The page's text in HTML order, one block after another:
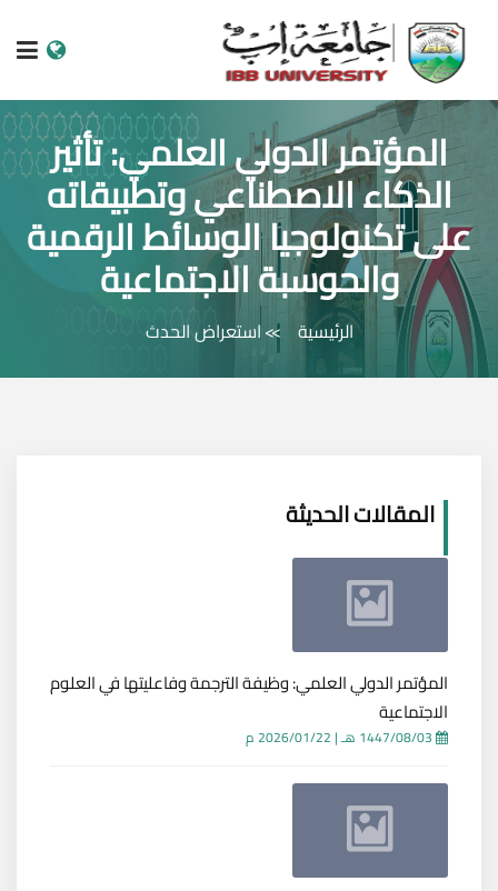
الرئيسية
عن الجامعة
البرامج الاكاديمية
خدمات الطالب
الكليات والمراكز
المؤتمر الدولي العلمي: تأثير
الذكاء الاصطناعي وتطبيقاته
على تكنولوجيا الوسائط الرقمية
والحوسبة الاجتماعية
الرئيسية استعراض الحدث
المقالات الحديثة
المؤتمر الدولي العلمي: وظيفة الترجمة وفاعليتها في العلوم
الاجتماعية
| 2026/01/22 م